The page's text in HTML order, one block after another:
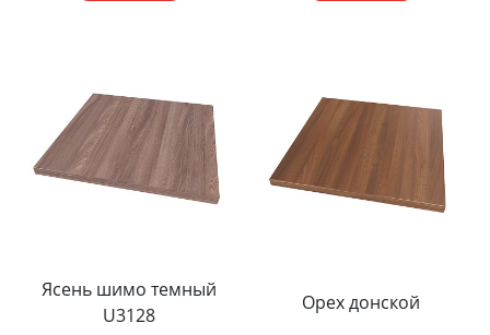
Ясень шимо темный
U3128
Орех донской